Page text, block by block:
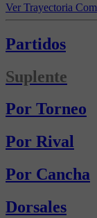
Ver Trayectoria
Partidos
Suplente
Por Torneo
Por Rival
Por Cancha
Dorsales